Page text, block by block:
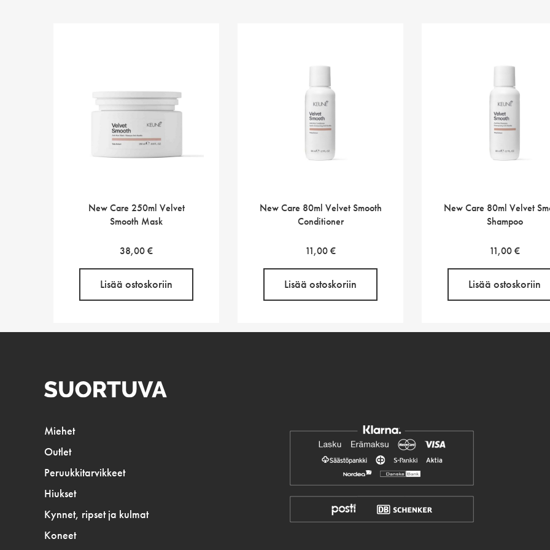
New Care 250ml Velvet
Smooth Mask
38,00€
Lisää ostoskoriin
New Care 80ml Velvet Smooth
Conditioner
11,00€
Lisää ostoskoriin
New Care 80ml Velvet
Shampoo
11,00€
Lisää ostoskoriin
Miehet
Outlet
Peruukkitarvikkeet
Hiukset
Kynnet, ripset ja kulmat
Koneet